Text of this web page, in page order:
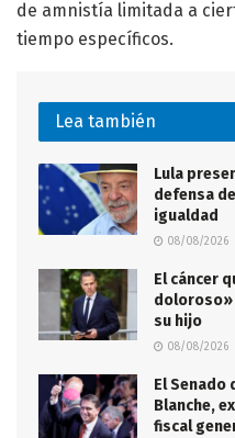
de amnistía limitada a
tiempo específicos.
Lea también
Lula
defensa
igualdad
08/08/2026
El cáncer
doloroso»
su hijo
08/08/2026
El Senado
Blanche,
fiscal